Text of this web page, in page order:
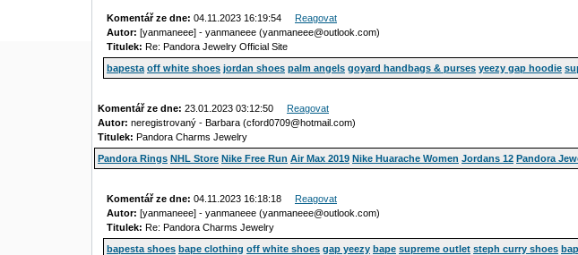
Komentář ze dne: 04.11.2023 16:19:54 Reagovat
Autor: [yanmaneee] - yanmaneee (yanmaneee@outlook.com)
Titulek: Re: Pandora Jewelry Official Site
bapesta off white shoes jordan shoes palm angels goyard handbags & purses yeezy gap hoodie
Komentář ze dne: 23.01.2023 03:12:50 Reagovat
Autor: neregistrovaný - Barbara (cford0709@hotmail.com)
Titulek: Pandora Charms Jewelry
Pandora Rings NHL Store Nike Free Run Air Max 2019 Nike Huarache Women Jordans 12 Pandora
Komentář ze dne: 04.11.2023 16:18:18 Reagovat
Autor: [yanmaneee] - yanmaneee (yanmaneee@outlook.com)
Titulek: Re: Pandora Charms Jewelry
bapesta shoes bape clothing off white shoes gap yeezy bape supreme outlet steph curry shoes